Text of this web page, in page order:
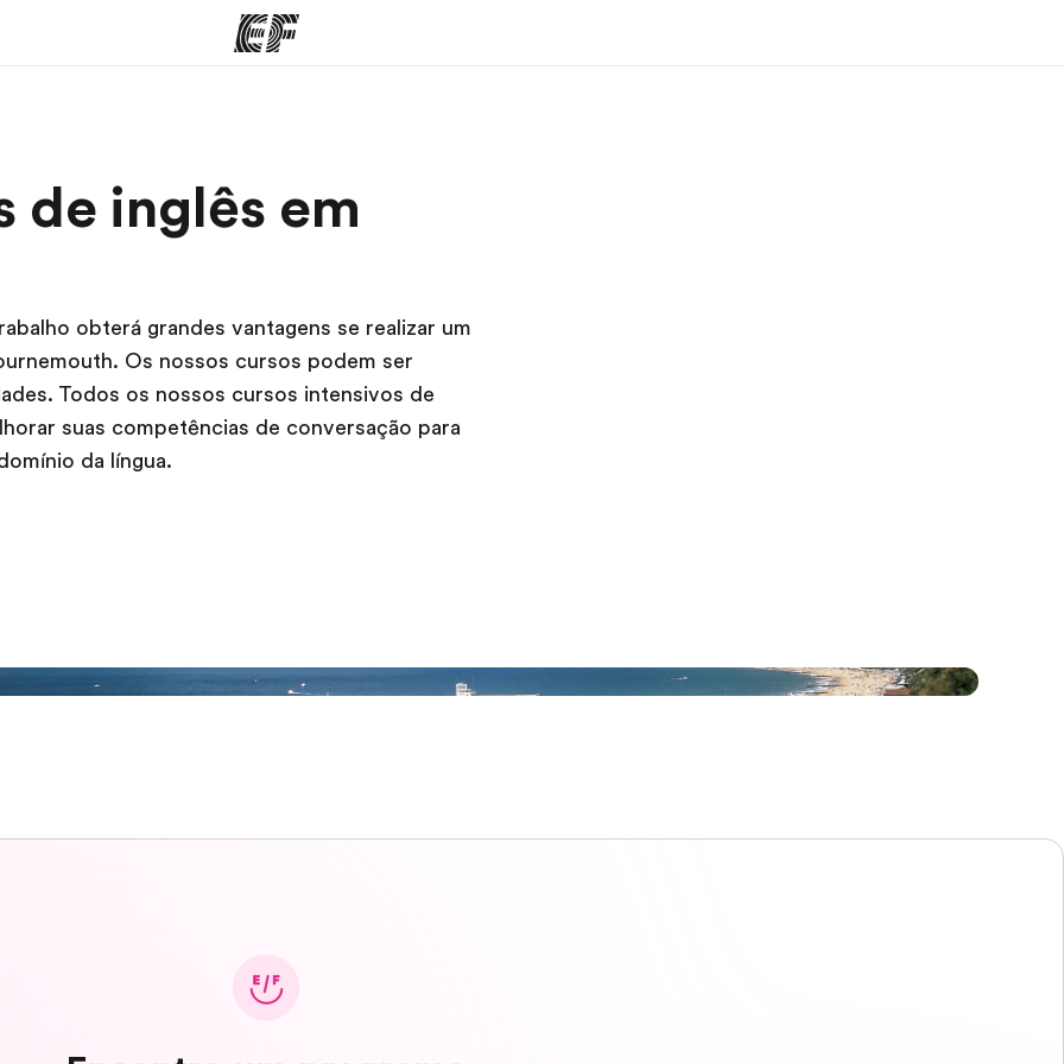
que
Encontre um escritório
de inglês em
obterá grandes vantagens se realizar um
Os nossos cursos podem ser
Todos os nossos cursos intensivos de
suas competências de conversação para
da língua.